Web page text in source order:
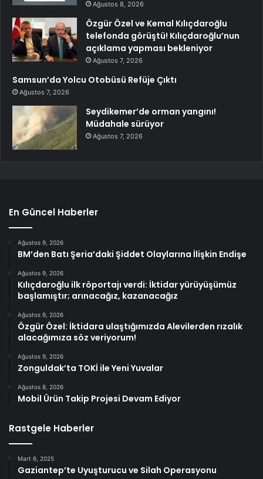
Ağustos 8, 2026
Özgür Özel ve Kemal Kılıçdaroğlu
telefonda görüştü! Kılıçdaroğlu’nun
açıklama yapması bekleniyor
Ağustos 7, 2026
Samsun’da Yolcu Otobüsü Refüje Çıktı
Ağustos 7, 2026
Seydikemer’de orman yangını!
Müdahale sürüyor
Ağustos 7, 2026
En Güncel Haberler
Ağustos 9, 2026
BM’den Batı Şeria’daki Şiddet Olaylarına İlişkin Endişe
Ağustos 9, 2026
Kılıçdaroğlu ilk röportajı verdi: İktidar yürüyüşümüz
başlamıştır; arınacağız, kazanacağız
Ağustos 9, 2026
Özgür Özel: İktidara ulaştığımızda Alevilerden rızalık
alacağımıza söz veriyorum!
Ağustos 9, 2026
Zonguldak’ta TOKİ ile Yeni Yuvalar
Ağustos 8, 2026
Mobil Ürün Takip Projesi Devam Ediyor
Rastgele Haberler
Mart 6, 2025
Gaziantep’te Uyuşturucu ve Silah Operasyonu